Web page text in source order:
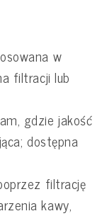
w
filtracji lub
gdzie jakość
dostępna
filtrację
kawy,